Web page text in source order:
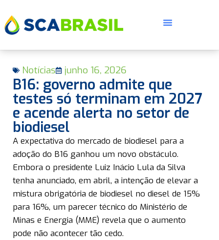
Notícias junho 16, 2026
B16: governo admite que
testes só terminam em 2027
e acende alerta no setor de
biodiesel
A expectativa do mercado de biodiesel para a
adoção do B16 ganhou um novo obstáculo.
Embora o presidente Luiz Inácio Lula da Silva
tenha anunciado, em abril, a intenção de elevar a
mistura obrigatória de biodiesel no diesel de 15%
para 16%, um parecer técnico do Ministério de
Minas e Energia (MME) revela que o aumento
pode não acontecer tão cedo.